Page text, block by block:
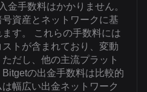
金手数料はかかりません。
資産とネットワークに基
す。 これらの手数料には
トが含まれており、変動
だし、他の主流プラット
の出金手数料は比較的
幅広い出金ネットワーク